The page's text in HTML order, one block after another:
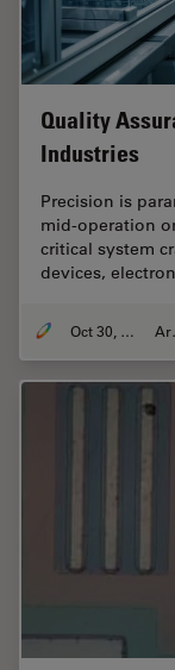
Quality
Industries
Precision is
mid-operation
critical system
devices,
Oct 30, 2025